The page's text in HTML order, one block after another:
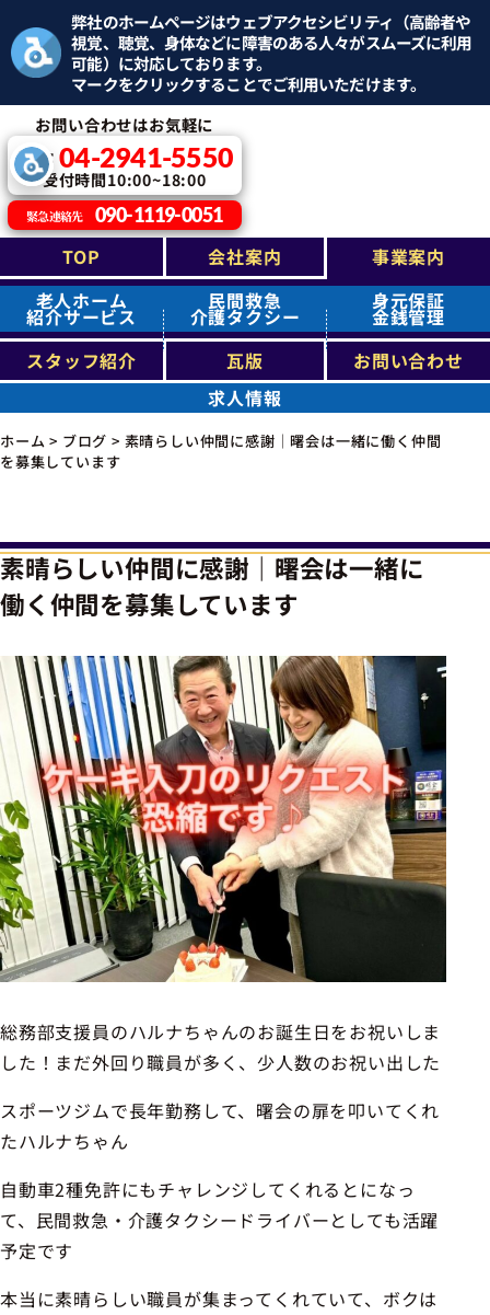
弊社のホームページはウェブアクセシビリティ（高齢者や
視覚、聴覚、身体などに障害のある人々がスムーズに利用
可能）に対応しております。
マークをクリックすることでご利用いただけます。
お問い合わせはお気軽に
TEL：04-2941-5550
受付時間10:00~18:00
緊急連絡先 090-1119-0051
TOP 会社案内
事業案内
老人ホーム
紹介サービス
民間救急
介護タクシー
身元保証
金銭管理
スタッフ紹介
瓦版
お問い合わせ
求人情報
ホーム > ブログ > 素晴らしい仲間に感謝｜曙会は一緒に働く仲間
を募集しています
素晴らしい仲間に感謝｜曙会は一緒に
働く仲間を募集しています
総務部支援員のハルナちゃんのお誕生日をお祝いしま
した！まだ外回り職員が多く、少人数のお祝い出した
スポーツジムで長年勤務して、曙会の扉を叩いてくれ
たハルナちゃん
自動車2種免許にもチャレンジしてくれるとになっ
て、民間救急・介護タクシードライバーとしても活躍
予定です
本当に素晴らしい職員が集まってくれていて、ボクは